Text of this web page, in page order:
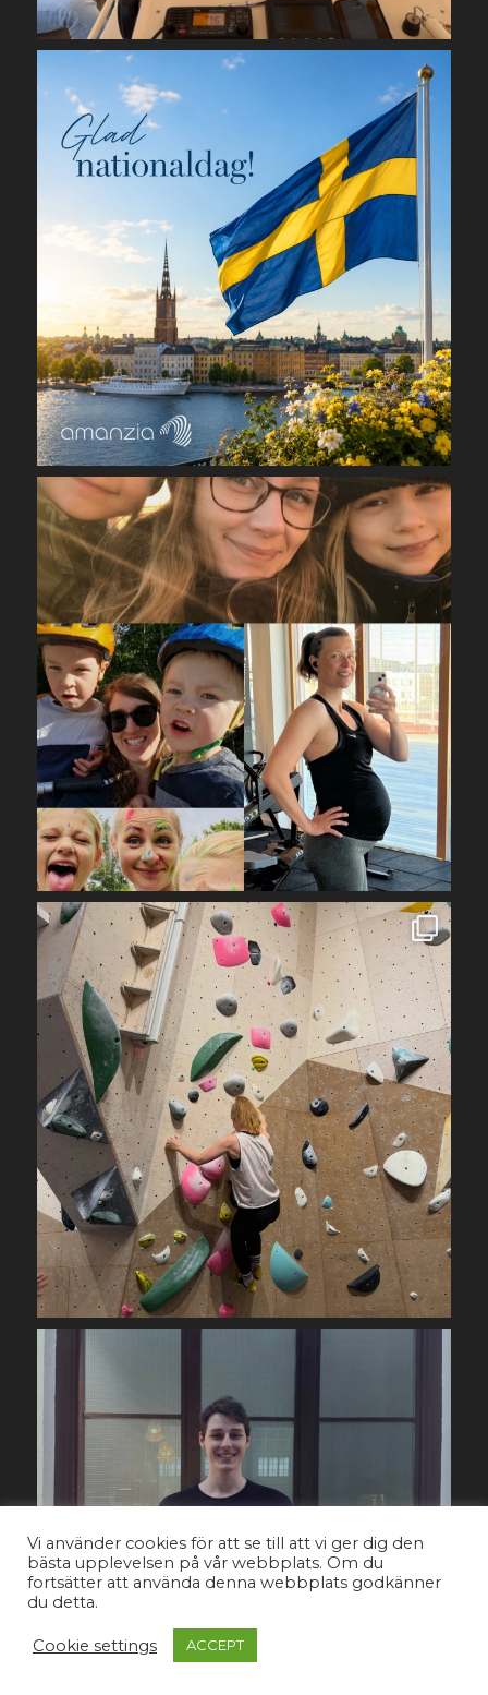
Vi använder cookies för att se till att vi ger dig den
bästa upplevelsen på vår webbplats. Om du
fortsätter att använda denna webbplats godkänner
du detta.
Cookie settings ACCEPT